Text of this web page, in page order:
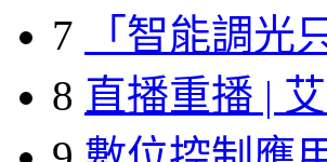
7
「智能調光
8 直播重播 |